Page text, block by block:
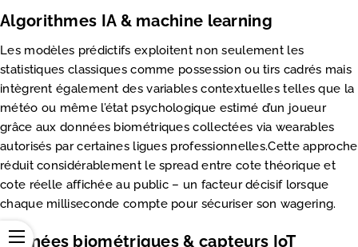
Algorithmes IA & machine learning
Les modèles prédictifs exploitent non seulement les
statistiques classiques comme possession ou tirs cadrés mais
intègrent également des variables contextuelles telles que la
météo ou même l’état psychologique estimé d’un joueur
grâce aux données biométriques collectées via wearables
autorisés par certaines ligues professionnelles.Cette approche
réduit considérablement le spread entre cote théorique et
cote réelle affichée au public – un facteur décisif lorsque
chaque milliseconde compte pour sécuriser son wagering.
Données biométriques & capteurs IoT